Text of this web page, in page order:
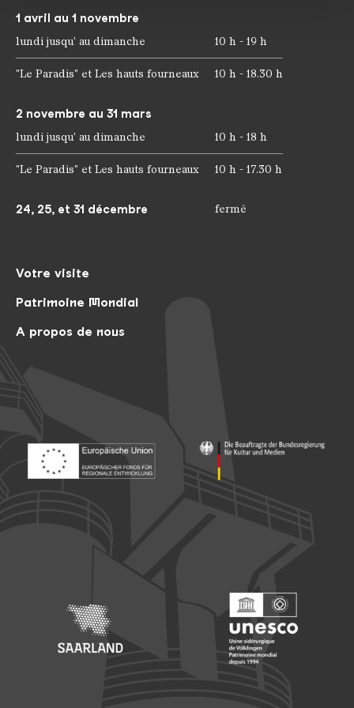
partenaires peuvent combiner ces informations avec
d'autres données que vous leur avez fournies ou qu'ils
Votre visite
Patrimoine Mondial
A propos de nous
1 avril au 1 novembre
lundi jusqu' au dimanche 10 h - 19 h
"Le Paradis" et Les hauts fourneaux 10 h - 18.30 h
2 novembre au 31 mars
lundi jusqu' au dimanche 10 h - 18 h
"Le Paradis" et Les hauts fourneaux 10 h - 17.30 h
24, 25, et 31 décembre fermé